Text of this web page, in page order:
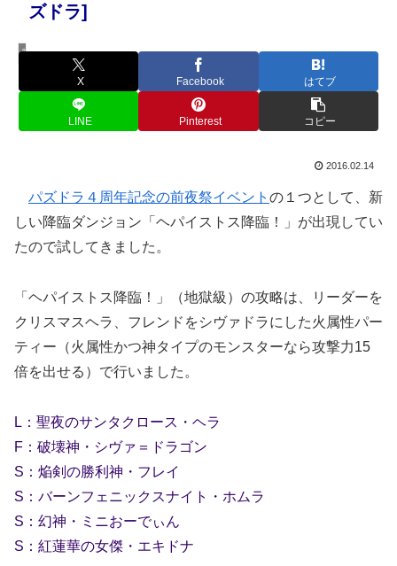
ズドラ]
降臨ダンジョン攻略
X Facebook はてブ
LINE Pinterest コピー
2016.02.14
パズドラ４周年記念の前夜祭イベント の１つとして、新
しい降臨ダンジョン「ヘパイストス降臨！」が出現してい
たので試してきました。
「ヘパイストス降臨！」（地獄級）の攻略は、リーダーを
クリスマスヘラ、フレンドをシヴァドラにした火属性パー
ティー（火属性かつ神タイプのモンスターなら攻撃力15
倍を出せる）で行いました。
L：聖夜のサンタクロース・ヘラ
F：破壊神・シヴァ＝ドラゴン
S：焔剣の勝利神・フレイ
S：バーンフェニックスナイト・ホムラ
S：幻神・ミニおーでぃん
S：紅蓮華の女傑・エキドナ